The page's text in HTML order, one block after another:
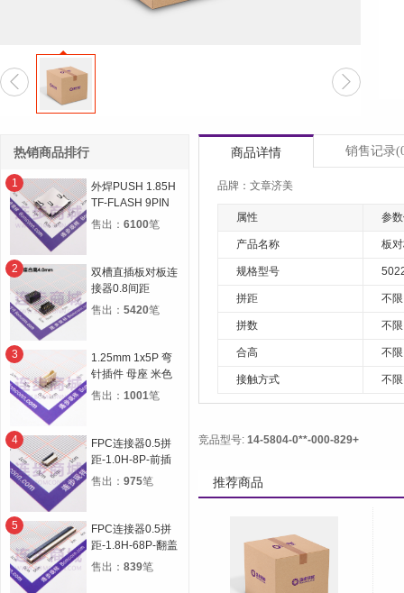
 
商品详情 销售记录
品牌：文章济美
属性 参
产品名称 板
规格型号
拼距 不限
拼数 不限
合高 不限
接触方式 不限
竞品型号: 14-5804-0**-000-829+
推荐商品
热销商品排行
1
外焊PUSH 1.85H
TF-FLASH 9PIN
MICRO SD CARD
售出： 6100笔
2
双槽直插板对板连
接器0.8间距
12P(2*6) 合高
售出： 5420笔
3
1.25mm 1x5P 弯
针插件 母座 米色
售出： 1001笔
4
FPC连接器0.5拼
距-1.0H-8P-前插
后锁
售出： 975笔
5
FPC连接器0.5拼
距-1.8H-68P-翻盖
下接
售出： 839笔